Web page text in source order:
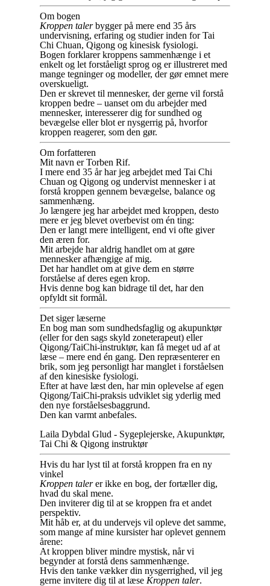
Om bogen
Kroppen talerbygger på mere end 35 års
undervisning, erfaring og studier inden for Tai
Chi Chuan, Qigong og kinesisk fysiologi.
Bogen forklarer kroppens sammenhænge i et
enkelt og let forståeligt sprog og er illustreret med
mange tegninger og modeller, der gør emnet mere
overskueligt.
Den er skrevet til mennesker, der gerne vil forstå
kroppen bedre – uanset om du arbejder med
mennesker, interesserer dig for sundhed og
bevægelse eller blot er nysgerrig på, hvorfor
kroppen reagerer, som den gør.
Om forfatteren
Mit navn er Torben Rif.
I mere end 35 år har jeg arbejdet med Tai Chi
Chuan og Qigong og undervist mennesker i at
forstå kroppen gennem bevægelse, balance og
sammenhæng.
Jo længere jeg har arbejdet med kroppen, desto
mere er jeg blevet overbevist om én ting:
Den er langt mere intelligent, end vi ofte giver
den æren for.
Mit arbejde har aldrig handlet om at gøre
mennesker afhængige af mig.
Det har handlet om at give dem en større
forståelse af deres egen krop.
Hvis denne bog kan bidrage til det, har den
opfyldt sit formål.
Det siger læserne
En bog man som sundhedsfaglig og akupunktør
(eller for den sags skyld zoneterapeut) eller
Qigong/TaiChi-instruktør, kan få meget ud af at
læse – mere end én gang. Den repræsenterer en
brik, som jeg personligt har manglet i forståelsen
af den kinesiske fysiologi.
Efter at have læst den, har min oplevelse af egen
Qigong/TaiChi-praksis udviklet sig yderlig med
den nye forståelsesbaggrund.
Den kan varmt anbefales.
Laila Dybdal Glud - Sygeplejerske, Akupunktør,
Tai Chi & Qigong instruktør
Hvis du har lyst til at forstå kroppen fra en ny
vinkel
Kroppen talerer ikke en bog, der fortæller dig,
hvad du skal mene.
Den inviterer dig til at se kroppen fra et andet
perspektiv.
Mit håb er, at du undervejs vil opleve det samme,
som mange af mine kursister har oplevet gennem
årene:
At kroppen bliver mindre mystisk, når vi
begynder at forstå dens sammenhænge.
Hvis den tanke vækker din nysgerrighed, vil jeg
gerne invitere dig til at læse Kroppen taler.